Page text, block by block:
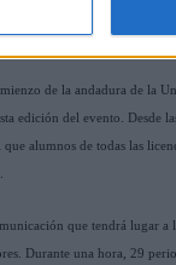
de la andadura de la
edición del evento. Desde
alumnos de todas las
que tendrá lugar a
Durante una hora, 29